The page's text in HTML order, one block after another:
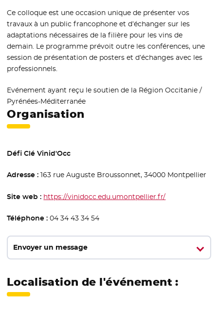
Ce colloque est une occasion unique de présenter vos
travaux à un public francophone et d’échanger sur les
adaptations nécessaires de la filière pour les vins de
demain. Le programme prévoit outre les conférences, une
session de présentation de posters et d’échanges avec les
professionnels.
Evénement ayant reçu le soutien de la Région Occitanie /
Pyrénées-Méditerranée
Organisation
Défi Clé Vinid'Occ
Adresse : 163 rue Auguste Broussonnet, 34000 Montpellier
Site web : https://vinidocc.edu.umontpellier.fr/
Téléphone : 04 34 43 34 54
Envoyer un message
Localisation de l'événement :